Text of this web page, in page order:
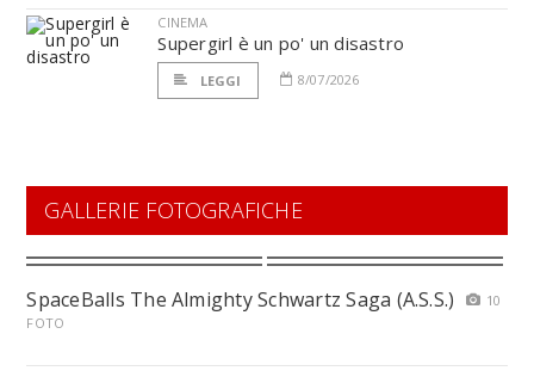
CINEMA
Supergirl è un po' un disastro
LEGGI 8/07/2026
GALLERIE FOTOGRAFICHE
SpaceBalls The Almighty Schwartz Saga (A.S.S.)
10
FOTO